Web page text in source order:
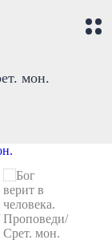
мон.